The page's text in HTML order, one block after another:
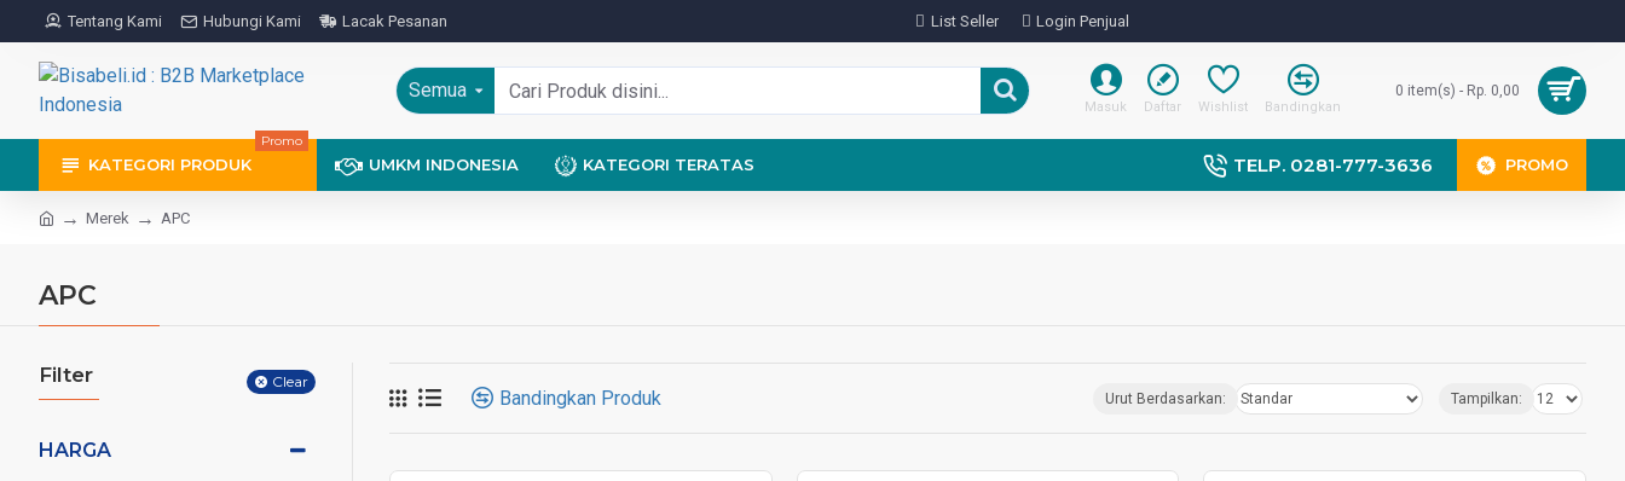
Tentang Kami Hubungi Kami Lacak Pesanan List Seller Login Penjual
Semua
Masuk Daftar Wishlist Bandingkan
0 item(s) - Rp. 0,00
KATEGORI PRODUK
Promo
UMKM INDONESIA KATEGORI TERATAS TELP. 0281-777-3636 PROMO
Merek APC
APC
Filter Clear
HARGA
Bandingkan Produk Urut Berdasarkan: Tampilkan: